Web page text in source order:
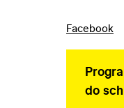
Facebook
do